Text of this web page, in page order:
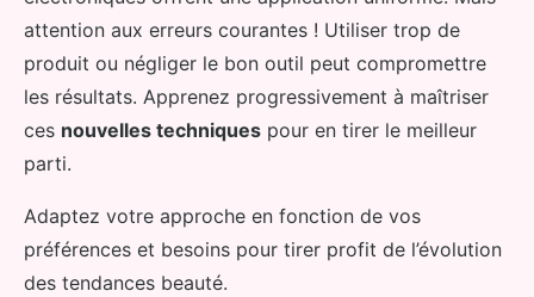
attention aux erreurs courantes ! Utiliser trop de
produit ou négliger le bon outil peut compromettre
les résultats. Apprenez progressivement à maîtriser
ces nouvelles techniques pour en tirer le meilleur
parti.
Adaptez votre approche en fonction de vos
préférences et besoins pour tirer profit de l’évolution
des tendances beauté.